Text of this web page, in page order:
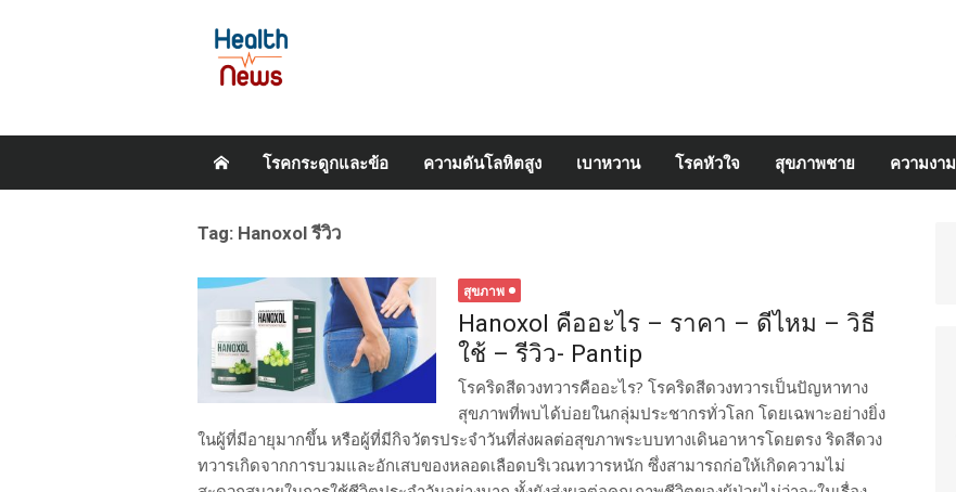
โรคกระดูกและข้อ ความดันโลหิตสูง เบาหวาน โรคหัวใจ สุขภาพชาย ความงาม
Tag: Hanoxol รีวิว
สุขภาพ
Hanoxol คืออะไร – ราคา – ดีไหม – วิธี
ใช้ – รีวิว- Pantip
โรคริดสีดวงทวารคืออะไร? โรคริดสีดวงทวารเป็นปัญหาทาง
สุขภาพที่พบได้บ่อยในกลุ่มประชากรทั่วโลก โดยเฉพาะอย่างยิ่ง
ในผู้ที่มีอายุมากขึ้น หรือผู้ที่มีกิจวัตรประจำวันที่ส่งผลต่อสุขภาพระบบทางเดินอาหารโดยตรง ริดสีดวง
ทวารเกิดจากการบวมและอักเสบของหลอดเลือดบริเวณทวารหนัก ซึ่งสามารถก่อให้เกิดความไม่